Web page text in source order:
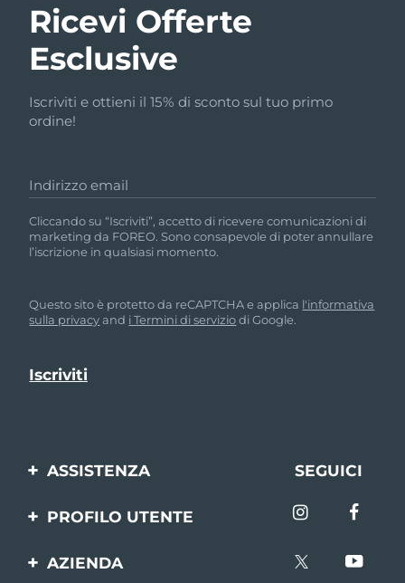
Ricevi Offerte
Esclusive
Iscriviti e ottieni il 15% di sconto sul tuo primo
ordine!
Indirizzo email
Cliccando su “Iscriviti”, accetto di ricevere comunicazioni di
marketing da FOREO. Sono consapevole di poter annullare
l’iscrizione in qualsiasi momento.
Questo sito è protetto da reCAPTCHA e applica l'informativa
sulla privacyand i Termini di serviziodi Google.
ASSISTENZA
Contattaci
SEGUICI
PROFILO UTENTE
prodotto
AZIENDA